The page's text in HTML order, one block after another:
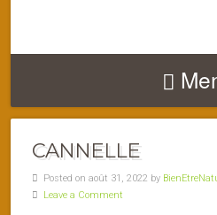
CANNELLE
Posted on août 31, 2022 by
Leave a Comment